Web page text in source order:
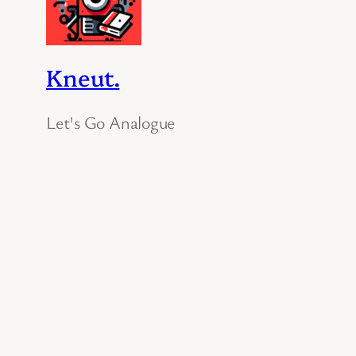
Kneut.
Let's Go Analogue